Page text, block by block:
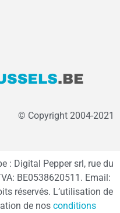
© Copyright 2004-2021
: Digital Pepper srl, rue du
BE0538620511. Email:
réservés. L’utilisation de
de nos conditions